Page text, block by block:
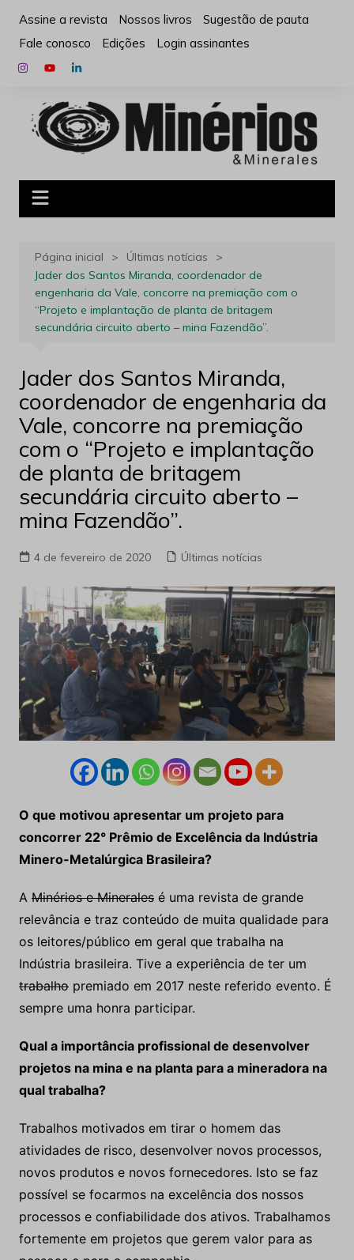
para
conteúdo
Assine a revista Nossos livros
Sugestão de pauta
Fale conosco
Edições Login assinantes
Página inicial
Últimas notícias
Jader dos Santos Miranda, coordenador de
engenharia da Vale, concorre na premiação com o
“Projeto e implantação de planta de britagem
secundária circuito aberto – mina Fazendão”.
Jader dos Santos Miranda,
coordenador de engenharia da
Vale, concorre na premiação
com o “Projeto e implantação
de planta de britagem
secundária circuito aberto –
mina Fazendão”.
4 de fevereiro de 2020 Últimas notícias
O que motivou apresentar um projeto para
concorrer 22° Prêmio de Excelência da Indústria
Minero-Metalúrgica Brasileira?
é uma revista de grande
relevância e traz conteúdo de muita qualidade para
os leitores/público em geral que trabalha na
Indústria brasileira. Tive a experiência de ter um
trabalhopremiado em 2017 neste referido evento. É
sempre uma honra participar.
Qual a importância profissional de desenvolver
projetos na mina e na planta para a mineradora na
qual trabalha?
Trabalhos motivados em tirar o homem das
atividades de risco, desenvolver novos processos,
novos produtos e novos fornecedores. Isto se faz